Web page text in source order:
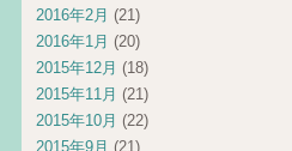
2016年2月 (21)
2016年1月 (20)
2015年12月 (18)
2015年11月 (21)
2015年10月 (22)
2015年9月 (21)